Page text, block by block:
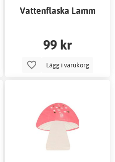
Vattenflaska Lamm
99 kr
Lägg i varukorg